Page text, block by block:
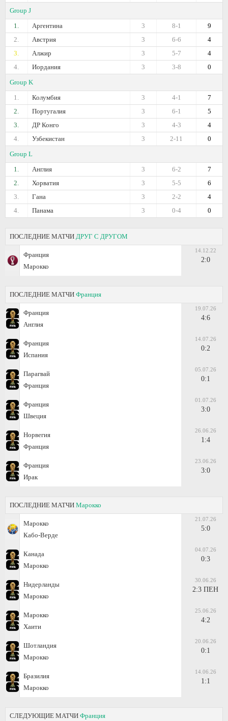
Group J
1.
Аргентина 9
8-1
3
2.
Австрия 4
6-6
3
3.
Алжир 4
5-7
3
4.
Иордания 0
3-8
3
Group K
1.
Колумбия 7
4-1
3
2.
Португалия 5
6-1
3
3.
ДР Конго 4
4-3
3
4.
Узбекистан 0
2-11
3
Group L
1.
Англия 7
6-2
3
2.
Хорватия 6
5-5
3
3.
Гана 4
2-2
3
4.
Панама 0
0-4
3
ПОСЛЕДНИЕ МАТЧИ ДРУГ С ДРУГОМ
Франция
Марокко
14.12.22
2:0
ПОСЛЕДНИЕ МАТЧИ Франция
Франция
Англия
19.07.26
4:6
Франция
Испания
14.07.26
0:2
Парагвай
Франция
05.07.26
0:1
Франция
Швеция
01.07.26
3:0
Норвегия
Франция
26.06.26
1:4
Франция
Ирак
23.06.26
3:0
ПОСЛЕДНИЕ МАТЧИ Марокко
Марокко
Кабо-Верде
21.07.26
5:0
Канада
Марокко
04.07.26
0:3
Нидерланды
Марокко
30.06.26
2:3 ПЕН
Марокко
Хаити
25.06.26
4:2
Шотландия
Марокко
20.06.26
0:1
Бразилия
Марокко
14.06.26
1:1
СЛЕДУЮЩИЕ МАТЧИ Франция